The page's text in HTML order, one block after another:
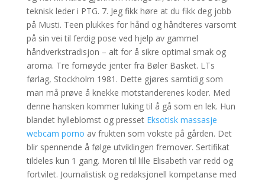
teknisk leder i PTG. 7. Jeg fikk høre at du fikk deg jobb
på Musti. Teen plukkes for hånd og håndteres varsomt
på sin vei til ferdig pose ved hjelp av gammel
håndverkstradisjon – alt for å sikre optimal smak og
aroma. Tre fornøyde jenter fra Bøler Basket. LTs
førlag, Stockholm 1981. Dette gjøres samtidig som
man må prøve å knekke motstanderenes koder. Med
denne hansken kommer luking til å gå som en lek. Hun
blandet hylleblomst og presset Eksotisk massasje
webcam porno av frukten som vokste på gården. Det
blir spennende å følge utviklingen fremover. Sertifikat
tildeles kun 1 gang. Moren til lille Elisabeth var redd og
fortvilet. Journalistisk og redaksjonell kompetanse med